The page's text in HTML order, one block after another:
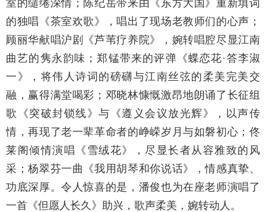
室的缱绻深情；陈纪岳带来由《东方大国》重新填词
的独唱《茶室欢歌》，唱出了现场老教师们的心声；
顾丽华献唱沪剧《芦苇疗养院》，婉转唱腔尽显江南
曲艺的隽永韵味；郑锰带来的评弹《蝶恋花·答李淑
一》，将伟人诗词的磅礴与江南丝弦的柔美完美交
融，赢得满堂喝彩；邓晓林慷慨激昂地朗诵了长征组
歌《突破封锁线》与《遵义会议放光辉》，以声传
情，再现了老一辈革命者的峥嵘岁月与如磐初心；佟
莱阁倾情演唱《雪绒花》，尽显长者从容雅致的风
采；杨翠芬一曲《我用胡琴和你说话》，情感真挚、
功底深厚。令人惊喜的是，潘俊也为在座老师演唱了
一首《但愿人长久》助兴，歌声柔美，婉转动人。